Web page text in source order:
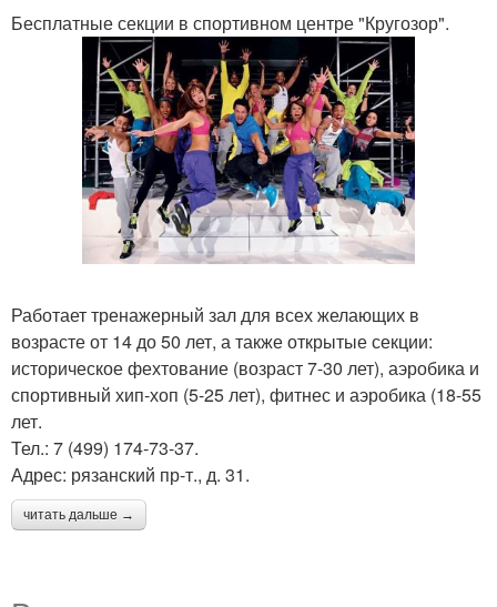
Бесплатные секции в спортивном центре "Кругозор".
Работает тренажерный зал для всех желающих в
возрасте от 14 до 50 лет, а также открытые секции:
историческое фехтование (возраст 7-30 лет), аэробика и
спортивный хип-хоп (5-25 лет), фитнес и аэробика (18-55
лет.
Тел.: 7 (499) 174-73-37.
Адрес: рязанский пр-т., д. 31.
читать дальше →